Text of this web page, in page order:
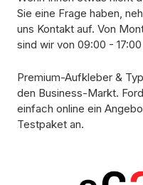
Sie eine Frage haben,
uns Kontakt auf. Von
sind wir von 09:00 -
Premium-Aufkleber &
den Business-Markt.
einfach online ein
Testpaket an.